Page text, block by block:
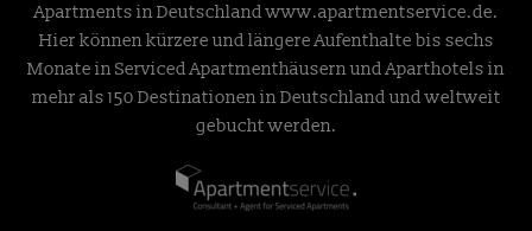
Apartments in Deutschlandwww.apartmentservice.de.
Hier können kürzere und längere Aufenthalte bis sechs
Monate in Serviced Apartmenthäusern und Aparthotels in
mehr als 150 Destinationen in Deutschland und weltweit
gebucht werden.